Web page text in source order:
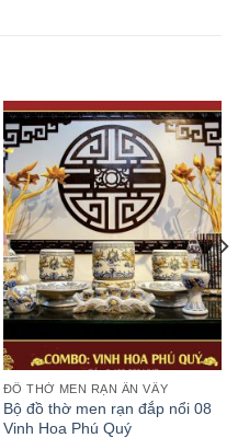
ĐỒ THỜ MEN RẠN ẤN VẨY
Bộ đồ thờ men rạn đắp nổi 08
Vinh Hoa Phú Quý